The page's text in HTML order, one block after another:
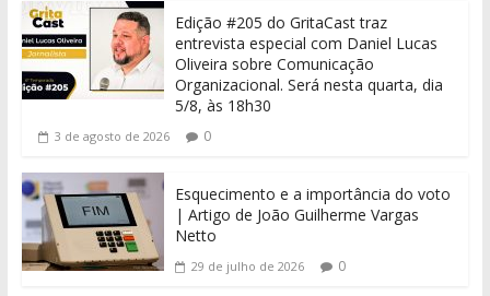
Edição #205 do GritaCast traz
entrevista especial com Daniel Lucas
Oliveira sobre Comunicação
Organizacional. Será nesta quarta, dia
5/8, às 18h30
3 de agosto de 2026 0
Esquecimento e a importância do voto
| Artigo de João Guilherme Vargas
Netto
29 de julho de 2026 0